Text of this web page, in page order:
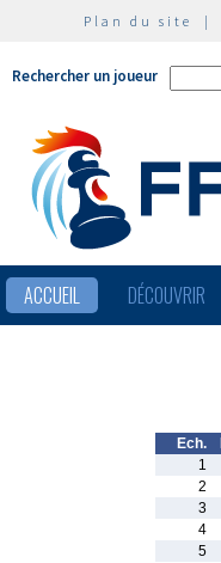
Plan du site |
Rechercher un joueur
ACCUEIL DÉCOUVRIR
Ech.
1
2
3
4
5